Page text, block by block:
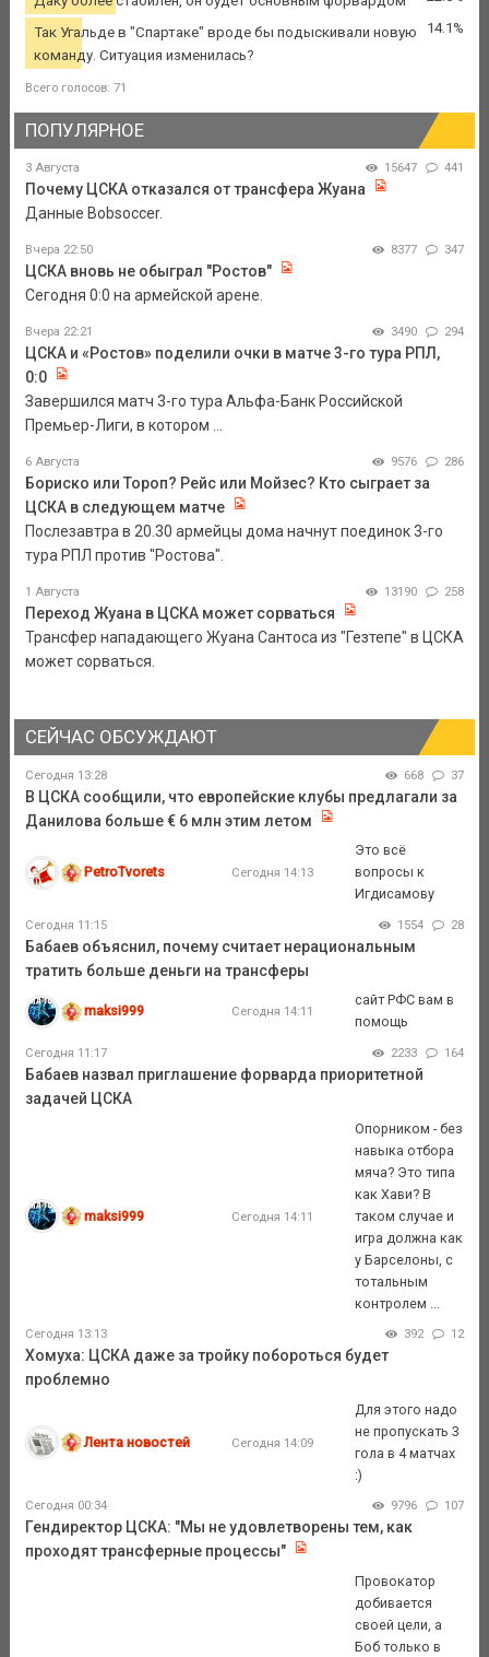
Так Угальде в "Спартаке" вроде бы подыскивали новую
команду. Ситуация изменилась?
14.1%
Всего голосов: 71
ПОПУЛЯРНОЕ
3 Августа 15647 441
Почему ЦСКА отказался от трансфера Жуана
Данные Bobsoccer.
Вчера 22:50 8377 347
ЦСКА вновь не обыграл "Ростов"
Сегодня 0:0 на армейской арене.
Вчера 22:21 3490 294
ЦСКА и «Ростов» поделили очки в матче 3-го тура РПЛ,
0:0
Завершился матч 3-го тура Альфа-Банк Российской
Премьер-Лиги, в котором ...
6 Августа 9576 286
Бориско или Тороп? Рейс или Мойзес? Кто сыграет за
ЦСКА в следующем матче
Послезавтра в 20.30 армейцы дома начнут поединок 3-го
тура РПЛ против "Ростова".
1 Августа 13190 258
Переход Жуана в ЦСКА может сорваться
Трансфер нападающего Жуана Сантоса из "Гезтепе" в ЦСКА
может сорваться.
СЕЙЧАС ОБСУЖДАЮТ
Сегодня 13:28 668 37
В ЦСКА сообщили, что европейские клубы предлагали за
Данилова больше € 6 млн этим летом
PetroTvorets Сегодня 14:13
Это всё
вопросы к
Игдисамову
Сегодня 11:15 1554 28
Бабаев объяснил, почему считает нерациональным
тратить больше деньги на трансферы
maksi999 Сегодня 14:11
сайт РФС вам в
помощь
Сегодня 11:17 2233 164
Бабаев назвал приглашение форварда приоритетной
задачей ЦСКА
maksi999 Сегодня 14:11
Опорником - без
навыка отбора
мяча? Это типа
как Хави? В
таком случае и
игра должна как
у Барселоны, с
тотальным
контролем ...
Сегодня 13:13 392 12
Хомуха: ЦСКА даже за тройку побороться будет
проблемно
Лента новостей Сегодня 14:09
Для этого надо
не пропускать 3
гола в 4 матчах
:)
Сегодня 00:34 9796 107
Гендиректор ЦСКА: "Мы не удовлетворены тем, как
проходят трансферные процессы"
Провокатор
добивается
своей цели, а
Боб только в